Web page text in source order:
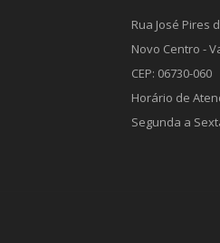
Rua José Pires
Novo Centro -
CEP: 06730-060
Horário de
Segunda a